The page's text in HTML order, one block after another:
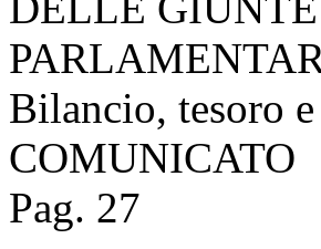
Bilancio, tesoro
COMUNICATO
Pag. 27